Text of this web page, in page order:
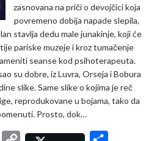
zasnovana na priči o devojčici koja
povremeno dobija napade slepila,
stavlja dedu male junakinje, koji će
pariske muzeje i kroz tumačenje
seanse kod psihoterapeuta.
su dobre, iz Luvra, Orseja i Bobura
slike. Same slike o kojima je reč
reprodukovane u bojama, tako da
Prosto, dok…